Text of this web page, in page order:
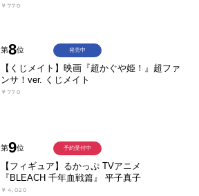
￥770
第8位
【くじメイト】映画『超かぐや姫！』超ファ
ンサ！ver. くじメイト
￥770
発売中
第9位
【フィギュア】るかっぷ TVアニメ
『BLEACH 千年血戦篇』 平子真子
￥4,020
予約受付中